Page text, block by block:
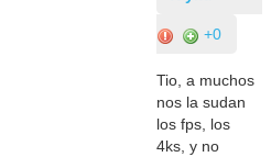
+0
Tio, a muchos
nos la sudan
los fps, los
4ks, y no